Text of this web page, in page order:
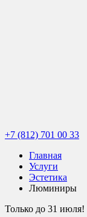
+7 (812) 701 00 33
Главная
Услуги
Эстетика
Люминиры
Только до 31 июля!